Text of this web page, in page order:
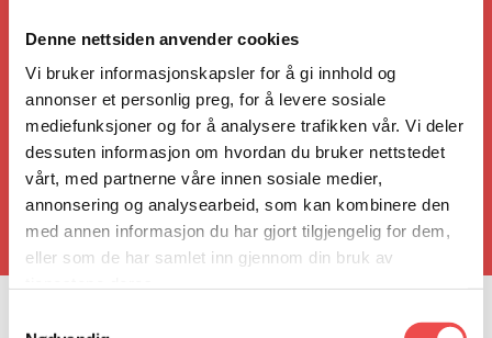
Denne nettsiden anvender cookies
Vi bruker informasjonskapsler for å gi innhold og
annonser et personlig preg, for å levere sosiale
mediefunksjoner og for å analysere trafikken vår. Vi deler
dessuten informasjon om hvordan du bruker nettstedet
vårt, med partnerne våre innen sosiale medier,
annonsering og analysearbeid, som kan kombinere den
med annen informasjon du har gjort tilgjengelig for dem,
eller som de har samlet inn gjennom din bruk av
å finne riktig størrelse, type og plassering for å
gi deg den beste løsningen for ditt hjem.
Book Befaring